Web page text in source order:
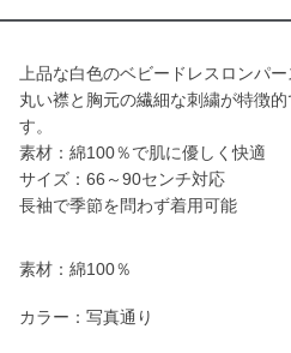
上品な白色のベビードレスロンパー
丸い襟と胸元の繊細な刺繍が特徴
す。
素材：綿100％で肌に優しく快適
サイズ：66～90センチ対応
長袖で季節を問わず着用可能
素材：綿100％
カラー：写真通り